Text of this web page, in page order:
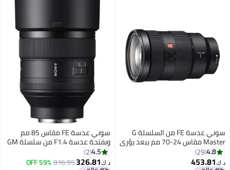
سوني عدسة FE من السلسلة G
Master مقاس 24-70 مم ببعد بؤري
F2.8 مع GM أسود4.8
29
د.ك‏453.81
سوني عدسة FE مقاس 85 مم
وبفتحة عدسة F1.4 من سلسلة GM
أسود
4.5
2
د.ك‏326.81
816.95
59% OFF